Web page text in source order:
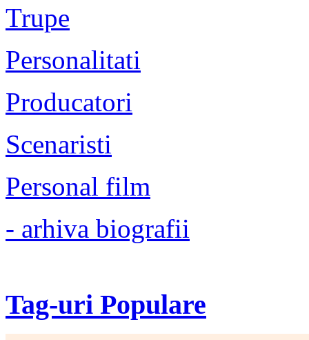
Trupe
Personalitati
Producatori
Scenaristi
Personal film
- arhiva biografii
Tag-uri Populare